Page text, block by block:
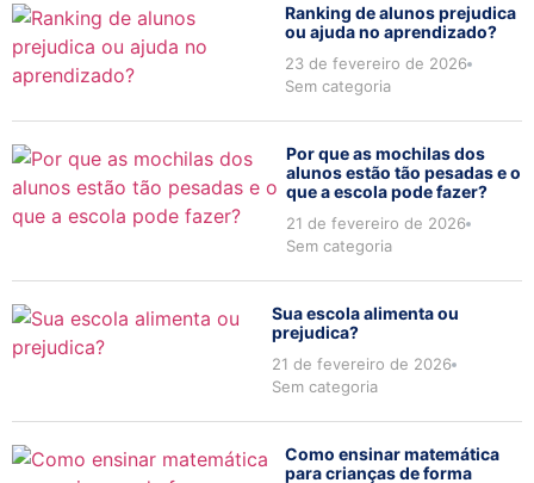
Ranking de alunos prejudica
ou ajuda no aprendizado?
23 de fevereiro de 2026
Sem categoria
Por que as mochilas dos
alunos estão tão pesadas e o
que a escola pode fazer?
21 de fevereiro de 2026
Sem categoria
Sua escola alimenta ou
prejudica?
21 de fevereiro de 2026
Sem categoria
Como ensinar matemática
para crianças de forma